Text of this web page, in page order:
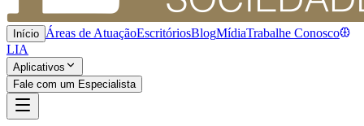
Início Áreas de AtuaçãoEscritóriosBlogMídiaTrabalhe Conosco
LIA
Aplicativos
Fale com um Especialista